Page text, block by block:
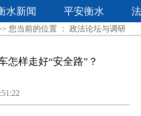
水新闻 平安衡水
您当前的位置 ： 政法论坛与调研
怎样走好“安全路”？